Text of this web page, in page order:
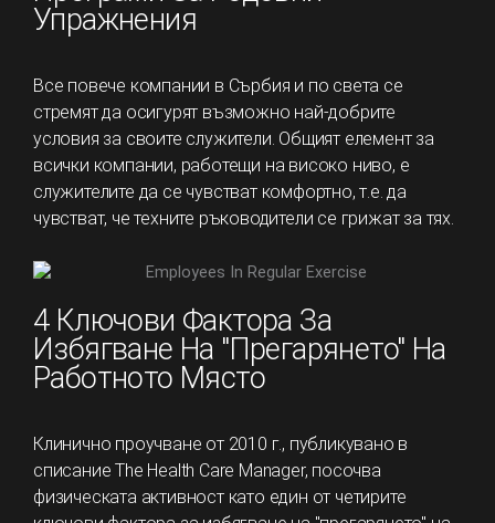
Упражнения
Все повече компании в Сърбия и по света се
стремят да осигурят възможно най-добрите
условия за своите служители. Общият елемент за
всички компании, работещи на високо ниво, е
служителите да се чувстват комфортно, т.е. да
чувстват, че техните ръководители се грижат за тях.
4 Ключови Фактора За
Избягване На "прегарянето" На
Работното Място
Клинично проучване от 2010 г., публикувано в
списание The Health Care Manager, посочва
физическата активност като един от четирите